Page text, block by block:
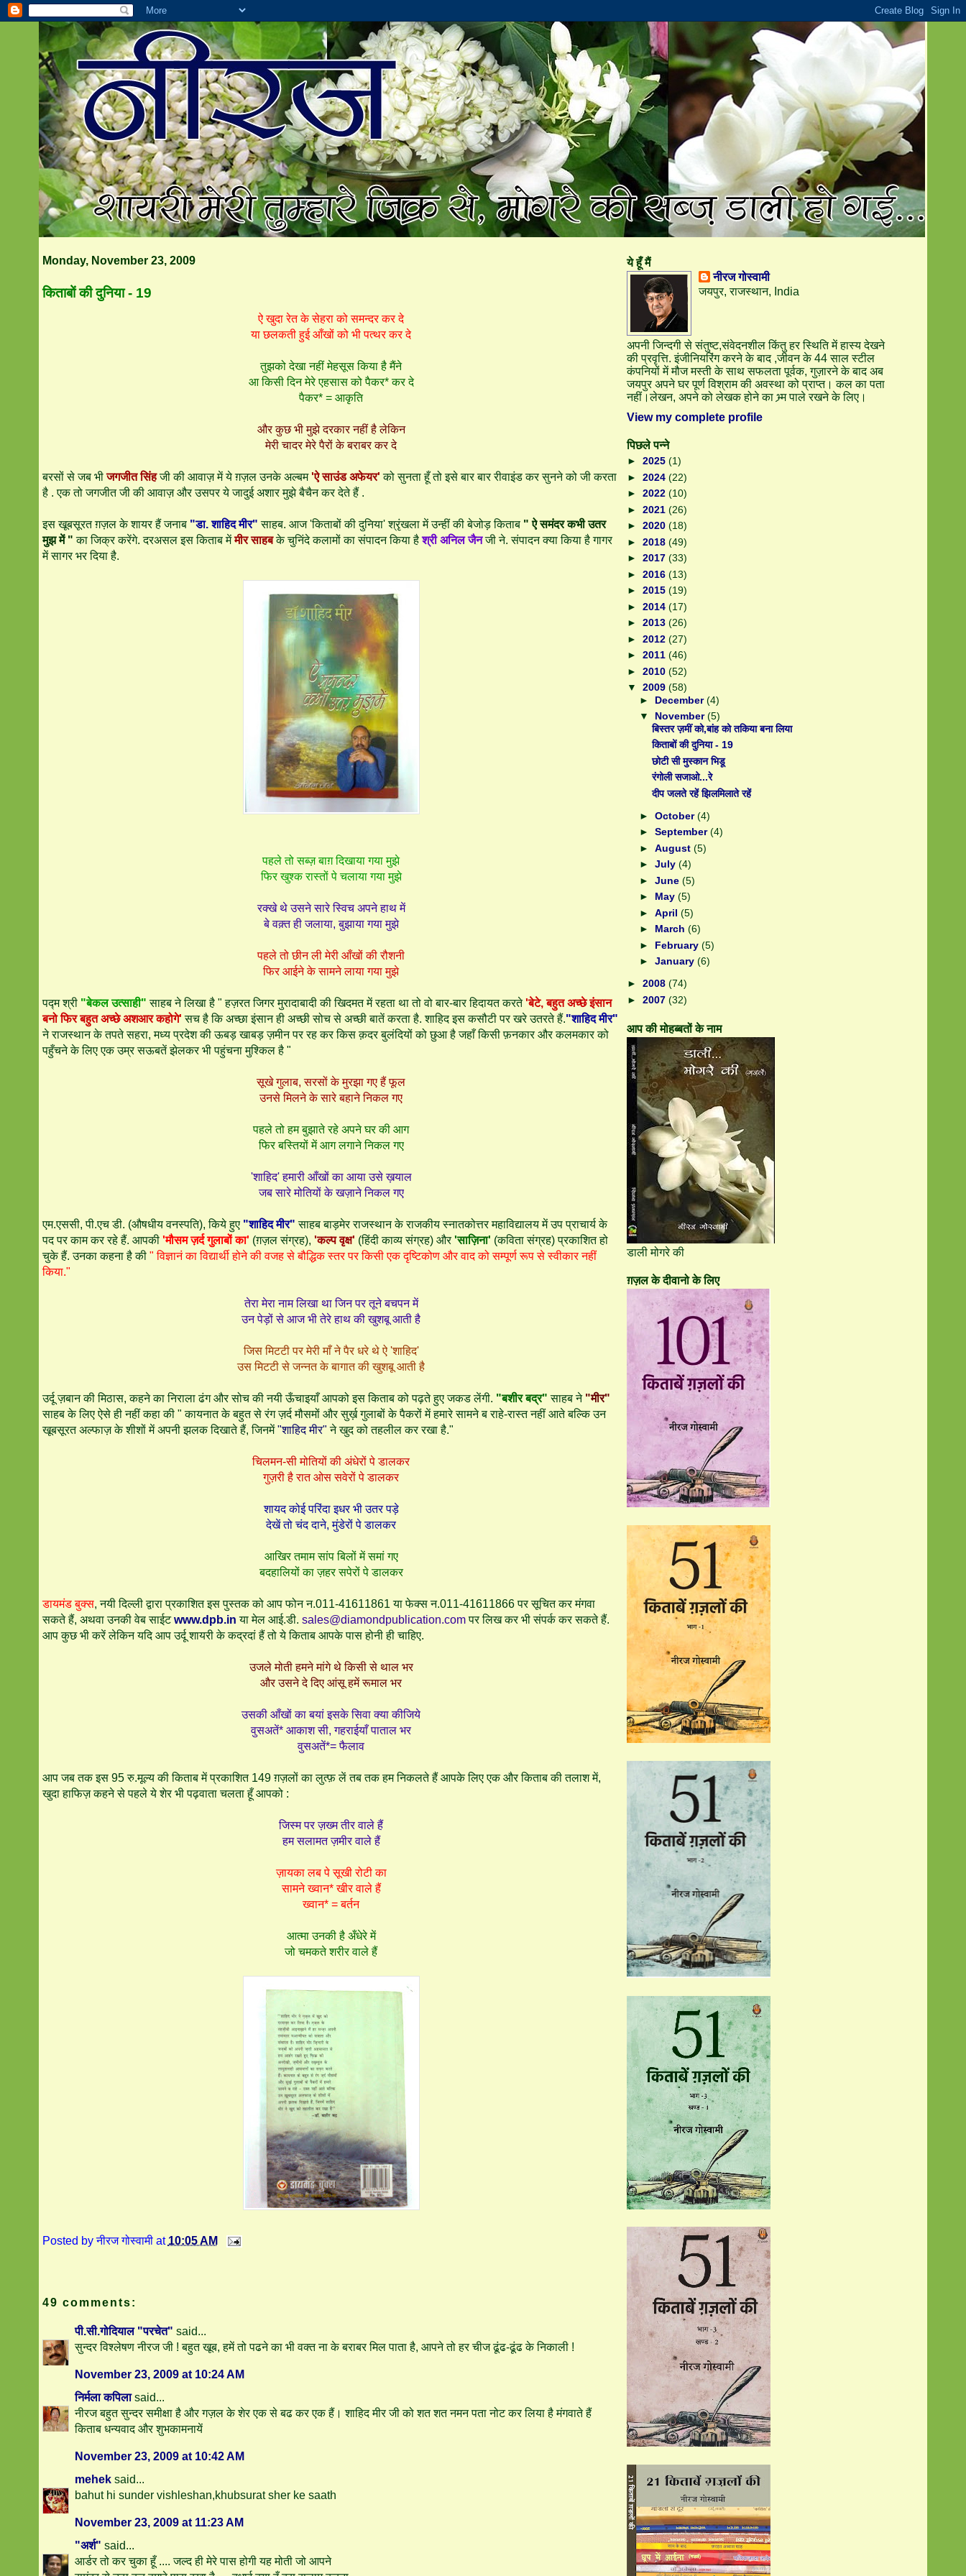
Monday, November 23, 2009
किताबों की दुनिया - 19
ऐ खुदा रेत के सेहरा को समन्दर कर दे
या छलकती हुई आँखों को भी पत्थर कर दे
तुझको देखा नहीं मेहसूस किया है मैंने
आ किसी दिन मेरे एहसास को पैकर* कर दे
पैकर* = आकृति
और कुछ भी मुझे दरकार नहीं है लेकिन
मेरी चादर मेरे पैरों के बराबर कर दे
बरसों से जब भीजगजीत सिंहजी की आवाज़ में ये ग़ज़ल उनके अल्बम'ऐ साउंड अफेयर' को सुनता हूँ तो इसे बार बार रीवाइंड कर सुनने को जी करता
है . एक तो जगजीत जी की आवाज़ और उसपर ये जादुई अशार मुझे बैचैन कर देते हैं .
इस खूबसूरत ग़ज़ल के शायर हैं जनाब "डा. शाहिद मीर" साहब. आज 'किताबों की दुनिया' श्रृंखला में उन्हीं की बेजोड़ किताब " ऐ समंदर कभी उतर
मुझ में " का जिक्र करेंगे. दरअसल इस किताब मेंमीर साहबके चुनिंदे कलामों का संपादन किया हैश्री अनिल जैनजी ने. संपादन क्या किया है गागर
में सागर भर दिया है.
पहले तो सब्ज़ बाग़ दिखाया गया मुझे
फिर खुश्क रास्तों पे चलाया गया मुझे
रक्खे थे उसने सारे स्विच अपने हाथ में
बे वक़्त ही जलाया, बुझाया गया मुझे
पहले तो छीन ली मेरी आँखों की रौशनी
फिर आईने के सामने लाया गया मुझे
पद्म श्री "बेकल उत्साही" साहब ने लिखा है " हज़रत जिगर मुरादाबादी की खिदमत में रहता था तो वो बार-बार हिदायत करते'बेटे, बहुत अच्छे इंसान
बनो फिर बहुत अच्छे अशआर कहोगे' सच है कि अच्छा इंसान ही अच्छी सोच से अच्छी बातें करता है. शाहिद इस कसौटी पर खरे उतरते हैं."शाहिद मीर"
ने राजस्थान के तपते सहरा, मध्य प्रदेश की ऊबड़ खाबड़ ज़मीन पर रह कर किस क़दर बुलंदियों को छुआ है जहाँ किसी फ़नकार और कलमकार को
पहुँचने के लिए एक उम्र सऊबतें झेलकर भी पहुंचना मुश्किल है "
सूखे गुलाब, सरसों के मुरझा गए हैं फूल
उनसे मिलने के सारे बहाने निकल गए
पहले तो हम बुझाते रहे अपने घर की आग
फिर बस्तियों में आग लगाने निकल गए
'शाहिद' हमारी आँखों का आया उसे ख़याल
जब सारे मोतियों के खज़ाने निकल गए
एम.एससी, पी.एच डी. (औषधीय वनस्पति), किये हुए "शाहिद मीर" साहब बाड़मेर राजस्थान के राजकीय स्नातकोत्तर महाविद्यालय में उप प्राचार्य के
पद पर काम कर रहे हैं. आपकी 'मौसम ज़र्द गुलाबों का' (ग़ज़ल संग्रह), 'कल्प वृक्ष' (हिंदी काव्य संग्रह) और 'साज़िना' (कविता संग्रह) प्रकाशित हो
चुके हैं. उनका कहना है की " विज्ञानं का विद्यार्थी होने की वजह से बौद्धिक स्तर पर किसी एक दृष्टिकोण और वाद को सम्पूर्ण रूप से स्वीकार नहीं
किया."
तेरा मेरा नाम लिखा था जिन पर तूने बचपन में
उन पेड़ों से आज भी तेरे हाथ की खुशबू आती है
जिस मिटटी पर मेरी माँ ने पैर धरे थे ऐ 'शाहिद'
उस मिटटी से जन्नत के बागात की खुशबू आती है
उर्दू ज़बान की मिठास, कहने का निराला ढंग और सोच की नयी ऊँचाइयाँ आपको इस किताब को पढ़ते हुए जकड लेंगी. "बशीर बद्र" साहब ने "मीर"
साहब के लिए ऐसे ही नहीं कहा की " कायनात के बहुत से रंग ज़र्द मौसमों और सुर्ख़ गुलाबों के पैकरों में हमारे सामने ब राहे-रास्त नहीं आते बल्कि उन
खूबसूरत अल्फाज़ के शीशों में अपनी झलक दिखाते हैं, जिनमें"शाहिद मीर" ने खुद को तहलील कर रखा है."
चिलमन-सी मोतियों की अंधेरों पे डालकर
गुज़री है रात ओस सवेरों पे डालकर
शायद कोई परिंदा इधर भी उतर पड़े
देखें तो चंद दाने, मुंडेरों पे डालकर
आखिर तमाम सांप बिलों में समां गए
बदहालियों का ज़हर सपेरों पे डालकर
डायमंड बुक्स, नयी दिल्ली द्वारा प्रकाशित इस पुस्तक को आप फोन न.011-41611861 या फेक्स न.011-41611866 पर सूचित कर मंगवा
सकते हैं, अथवा उनकी वेब साईटwww.dpb.in या मेल आई.डी. sales@diamondpublication.comपर लिख कर भी संपर्क कर सकते हैं.
आप कुछ भी करें लेकिन यदि आप उर्दू शायरी के कद्रदां हैं तो ये किताब आपके पास होनी ही चाहिए.
उजले मोती हमने मांगे थे किसी से थाल भर
और उसने दे दिए आंसू हमें रूमाल भर
उसकी आँखों का बयां इसके सिवा क्या कीजिये
वुसअतें* आकाश सी, गहराईयाँ पाताल भर
वुसअतें*= फैलाव
आप जब तक इस 95 रु.मूल्य की किताब में प्रकाशित 149 ग़ज़लों का लुत्फ़ लें तब तक हम निकलते हैं आपके लिए एक और किताब की तलाश में,
खुदा हाफिज़ कहने से पहले ये शेर भी पढ़वाता चलता हूँ आपको :
जिस्म पर ज़ख्म तीर वाले हैं
हम सलामत ज़मीर वाले हैं
ज़ायका लब पे सूखी रोटी का
सामने ख्वान* खीर वाले हैं
ख्वान* = बर्तन
आत्मा उनकी है अँधेरे में
जो चमकते शरीर वाले हैं
Posted byनीरज गोस्वामी at 10:05 AM
49 comments:
पी.सी.गोदियाल "परचेत" said...
सुन्दर विश्लेषण नीरज जी ! बहुत खूब, हमें तो पढने का भी वक्त ना के बराबर मिल पाता है, आपने तो हर चीज ढूंढ-ढूंढ के निकाली !
November 23, 2009 at 10:24 AM
निर्मला कपिलाsaid...
नीरज बहुत सुन्दर समीक्षा है और गज़ल के शेर एक से बढ कर एक हैं। शाहिद मीर जी को शत शत नमन पता नोट कर लिया है मंगवाते हैं
किताब धन्यवाद और शुभकामनायें
November 23, 2009 at 10:42 AM
meheksaid...
bahut hi sunder vishleshan,khubsurat sher ke saath
November 23, 2009 at 11:23 AM
"अर्श" said...
आर्डर तो कर चुका हूँ .... जल्द ही मेरे पास होगी यह मोती जो आपने
ये हूँ मैं
नीरज गोस्वामी
जयपुर, राजस्थान, India
अपनी जिन्दगी से संतुष्ट,संवेदनशील किंतु हर स्थिति में हास्य देखने
की प्रवृत्ति. इंजीनियरिंग करने के बाद ,जीवन के 44 साल स्टील
कंपनियों में मौज मस्ती के साथ सफलता पूर्वक, गुज़ारने के बाद अब
जयपुर अपने घर पूर्ण विश्राम की अवस्था को प्राप्त। कल का पता
नहीं।लेखन, अपने को लेखक होने का भ्र्म पाले रखने के लिए।
View my complete profile
पिछले पन्ने
►2025(1)
►2024(22)
►2022(10)
►2021(26)
►2020(18)
►2018(49)
►2017(33)
►2016(13)
►2015(19)
►2014(17)
►2013(26)
►2012(27)
►2011(46)
►2010(52)
▼2009(58)
► December(4)
▼ November(5)
बिस्तर ज़मीं को,बांह को तकिया बना लिया
किताबों की दुनिया - 19
छोटी सी मुस्कान भिडू
रंगोली सजाओ...रे
दीप जलते रहें झिलमिलाते रहें
►October(4)
►September(4)
►August(5)
►July(4)
►June(5)
► May(5)
►April(5)
► March(6)
► February(5)
►January(6)
►2008(74)
►2007(32)
आप की मोहब्बतों के नाम
डाली मोगरे की
ग़ज़ल के दीवानो के लिए